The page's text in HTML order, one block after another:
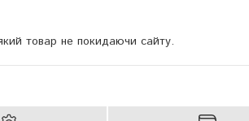
товар не покидаючи сайту.